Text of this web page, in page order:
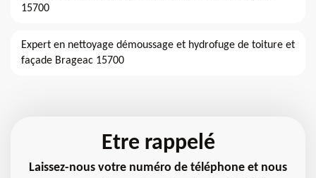
15700
Expert en nettoyage démoussage et hydrofuge de toiture et
façade Brageac 15700
Etre rappelé
Laissez-nous votre numéro de téléphone et nous